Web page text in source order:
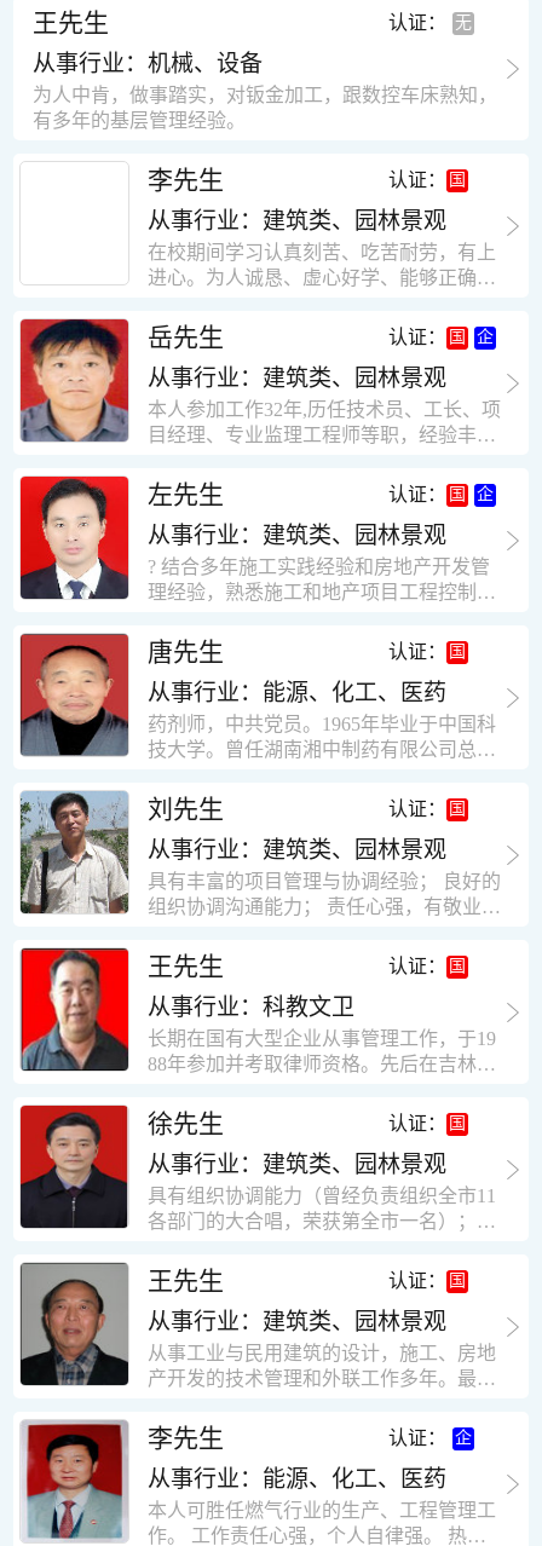
王先生 认证：
从事行业：机械、设备
为人中肯，做事踏实，对钣金加工，跟数控车床熟知，
有多年的基层管理经验。
李先生 认证：
从事行业：建筑类、园林景观
在校期间学习认真刻苦、吃苦耐劳，有上
进心。为人诚恳、虚心好学、能够正确对
思想积极上进，接受能力和独立能力强，
有很强的团队精神和集体荣誉感。做事认
真负责，有很强的责任心。秉承山大扎
实、厚重的学风。为人正直、诚信、稳
重。有强烈的上进心、事业心。有很强的
工作学习认真踏实，能够吃苦耐劳，责任
心强。 性格外向、开朗，有良好的人
际关系和一定的组织能力。做事认真负
责、积极肯干。我有信心在今后的工作岗
位上发挥自己的才能!积极的人生观，在我
的字典中没有“放弃”，始终坚信只要努力
快掌握一种新事物的能力。我的格言：也
许我不是最好的，但我会做得更好。知识
面广泛，头脑灵活，思维开阔敏捷，极富
创新精神。
岳先生 认证：
从事行业：建筑类、园林景观
本人参加工作32年,历任技术员、工长、项
目经理、专业监理工程师等职，经验丰
计，工程经济技术分析，能适应建筑行业
各种岗位，组织协调能力强，技术全面，
适用工地管理． 本人1978年高中毕业，同
年参加工作，至今已在建筑行业工作了30
年。从1978年进入本县建筑公司学徒开始
目经理、专业监理工程师等职。 管理过许
多各种结构的工业及民用建筑。1984年至
1986年就职于新疆乌鲁木齐铁路局劳动服
务公司建筑三工区任技术员。参于管理的
项目有：职工居乐部游艺楼，4000平方，
砖混结构。职工电教楼，8000平方，框架
方。1987至1981988年爱聘于郑州市荥阳
第二建筑公司，任郑州市天然气公司基地
建设项目施工员。该项目有15层办公楼及
裙楼一栋8000平方。框架结构。住宅楼4
栋16000平方，6层砖混结构。1989年至19
术负责人，该项目为水泥生产线，该项目
有圆形连体熟料仓12，每个直径9米高41
米，砖混结构，皮带运输走廊一个，框架
结构长185米，高5.2米的框架结构。1991
年调入新乡市新营建筑公司历任：七里三
营乡刘庄火力发电厂项目经理，该项目有
平方装配式工业厂房，焦作市林果住宅小
区项目经理，该项目有住宅楼9栋6层砖混
结构，总建筑面积36000平方米。2004年
限公司专业监理工程师，广东重工监理有
限公司任专业监理工程师，监督的工程
有：广东东莞市花润雪花啤酒厂二期扩建
工程，该工程有钢结构工业厂房2栋，每
栋9000平方米。东莞市新世纪花苑，该工
场；一栋17层。2栋总面积32000平方米，
框架结构。南奥园金州商业步行街等工
程。30年的工作经验积累，使自己能适应
建筑行业的多种工作岗位。
左先生 认证：
从事行业：建筑类、园林景观
? 结合多年施工实践经验和房地产开发管
理经验，熟悉施工和地产项目工程控制要
意识，丰富的经营理念和管理手段，能独
立处理各种工程技术问题；具有较强的沟
通协调能力和组织管理能力； ? 近十多年
的房地产方面工作经验，现任职江苏雨润
农产品集团南昌公司副总经理兼工程总工
识，能够合理高效的做好企业内部管理和
人员结构调整；具有大型工程及房地产公
司管理经验，以及公关的能力和商务谈判
能力。 ? 自认为是个有良好职业道德、有
责任心、有敬业精神，能承受巨大工作压
力的职业经理人！……
唐先生 认证：
从事行业：能源、化工、医药
药剂师，中共党员。1965年毕业于中国科
技大学。曾任湖南湘中制药有限公司总工
员、理事。高级工程师，执业药师，中国
药学会高级会员。享受国务院津贴专家。
丙戊酸镁缓释片及其制备工艺国家发明专
利人。
刘先生 认证：
从事行业：建筑类、园林景观
具有丰富的项目管理与协调经验； 良好的
组织协调沟通能力； 责任心强，有敬业创
闭路电视监控系统、防盗报警系统、门禁
一卡通系统、停车场管理系统、巡更系
统、远程抄表系统等相关系统主流产品，
有较强的售前技术支持能力，并具有较丰
富的设备调试经验； 能独立完成系统集成
建与扩充经验，并具备教育训练能力；
王先生 认证：
从事行业：科教文卫
长期在国有大型企业从事管理工作，于19
88年参加并考取律师资格。先后在吉林油
辽宁华夏律师事务所和辽宁鑫诺律师事务
所执业。王律师在数十年的执业经历中，
多次与美国、英国、香港、北京、深圳等
地的律师共同办理法律事务。 对民商事的
诉讼和非诉讼的合同纠纷、劳动纠纷、债
对刑事案件、仲裁案件都颇有造诣。尤其
擅长处理涉及公司管理、企业改制，资产
收购重组等法律业务。王律师有多篇学术
论文在省部级会议和刊物上发表。数十年
的执业经历中，王律师经办了数百起诉讼
和非诉讼案件，取得了较好的经济效益和
律师一贯的工作作风；法律第一和当事人
合法权益第一，忠诚和敬业是王福营律师
的永恒的追求。
徐先生 认证：
从事行业：建筑类、园林景观
具有组织协调能力（曾经负责组织全市11
各部门的大合唱，荣获第全市一名）；知
等领域）；实际工作能力强，且经验丰
富。
王先生 认证：
从事行业：建筑类、园林景观
从事工业与民用建筑的设计，施工、房地
产开发的技术管理和外联工作多年。最大
最高26层。基础理论和专业技术知识功底
深厚，能熟练从事复杂技术工程的设计与
计算工作，有丰富的大中型工程项目的施
工技术经验。知识广博，设计、施工、予
决算、资产评估等都有较深造诣。曾独立
李先生 认证：
从事行业：能源、化工、医药
本人可胜任燃气行业的生产、工程管理工
作。 工作责任心强，个人自律强。 热爱